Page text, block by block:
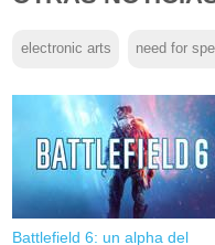
electronic arts need for
Battlefield 6: un alpha del